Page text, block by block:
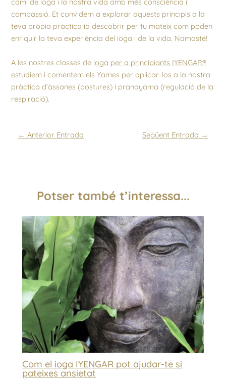
camí de ioga i la nostra vida amb més consciència i
compassió. Et convidem a explorar aquests principis a la
teva pròpia pràctica ia descobrir per tu mateix com poden
enriquir la teva experiència del ioga i de la vida. Namasté!
A les nostres classes de ioga per a principiants IYENGAR®
estudiem i comentem els Yames per aplicar-los a la nostra
pràctica d’àssanes (postures) i pranayama (regulació de la
respiració).
← Anterior Entrada Següent Entrada →
Potser també t’interessa...
Com el ioga IYENGAR pot ajudar-te si
pateixes ansietat